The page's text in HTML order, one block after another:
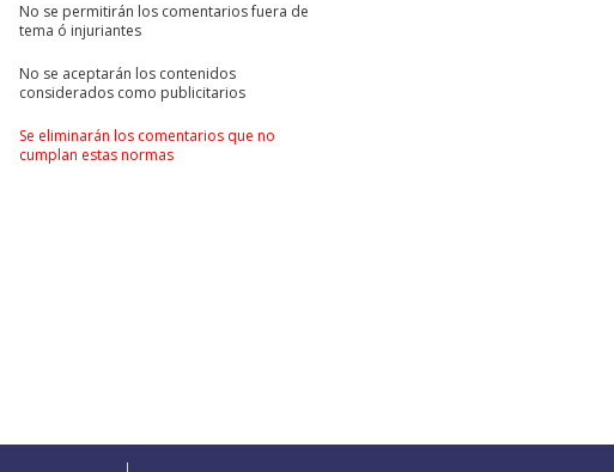
No se permitirán los comentarios fuera de
tema ó injuriantes
No se aceptarán los contenidos
considerados como publicitarios
Se eliminarán los comentarios que no
cumplan estas normas